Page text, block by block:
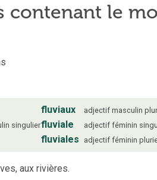
contenant le
singulier
fluviaux adjectif masculin
fluviale adjectif féminin
fluviales adjectif féminin
aux rivières.